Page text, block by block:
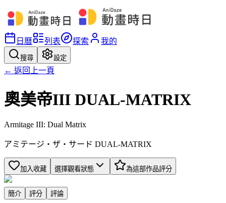
日曆 列表 探索 我的
搜尋 設定
← 返回上一頁
奧美帝III DUAL-MATRIX
Armitage III: Dual Matrix
アミテージ・ザ・サード DUAL-MATRIX
加入收藏 選擇觀看狀態 為這部作品評分
簡介 評分 評論